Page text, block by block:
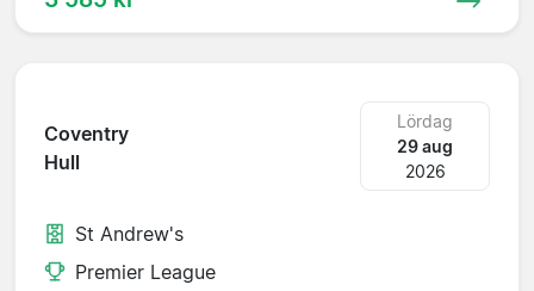
Coventry
Hull
Lördag
29 aug
2026
St Andrew's
Premier League